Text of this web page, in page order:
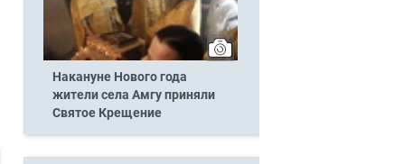
Накануне Нового года
жители села Амгу приняли
Святое Крещение